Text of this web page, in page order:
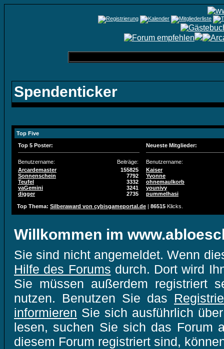
Spendenticker
Top Five
Top 5 Poster:
Benutzername:
Beiträge:
Arcardemaster
Sonnenschein
Teufel
vaGemini
digger
155825
7792
3332
3241
2735
Neueste Mitglieder:
Benutzername:
Kaiser
Yvonne
ohnemaulkorb
younivy
pummelhasi
Top Thema: Silberaward von cybisgameportal.de | 86515 Klicks.
Willkommen im
Sie sind nicht angemeldet. Wenn
Hilfe des Forums durch. Dort wird
Sie müssen außerdem registriert
nutzen. Benutzen Sie das
informieren Sie sich ausführlich
lesen, suchen Sie sich das Forum
diesem Forum registriert sind,